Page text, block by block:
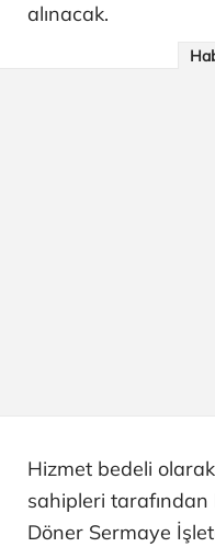
alınacak.
Hizmet bedeli
sahipleri tarafından
Döner Sermaye